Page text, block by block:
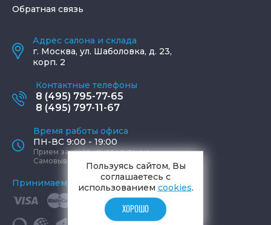
Обратная связь
Адрес салона и склада
г. Москва, ул. Шаболовка, д. 23,
корп. 2
Контактные телефоны
8 (495) 795-77-65
8 (495) 797-11-67
Время работы офиса
ПН-ВС 9:00 - 19:00
Прием заказов круглосуточно
Самовывоз ПН-СБ 9-19, ВС 12-17
Принимаем к оплате
Пользуясь сайтом, Вы
соглашаетесь с
использованием cookies.
ХОРОШО